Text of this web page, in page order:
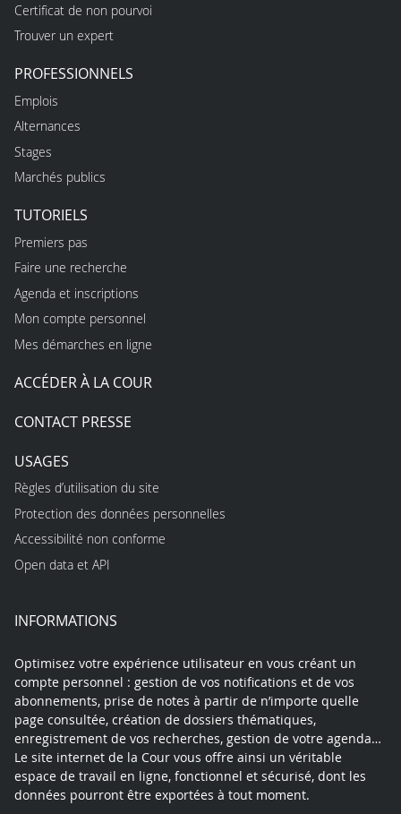
Certificat de non pourvoi
Trouver un expert
PROFESSIONNELS
Emplois
Alternances
Stages
Marchés publics
TUTORIELS
Premiers pas
Faire une recherche
Agenda et inscriptions
Mon compte personnel
Mes démarches en ligne
ACCÉDER À LA COUR
CONTACT PRESSE
USAGES
Règles d’utilisation du site
Protection des données personnelles
Accessibilité non conforme
Open data et API
INFORMATIONS
Optimisez votre expérience utilisateur en vous créant un
compte personnel : gestion de vos notifications et de vos
abonnements, prise de notes à partir de n’importe quelle
page consultée, création de dossiers thématiques,
enregistrement de vos recherches, gestion de votre agenda…
Le site internet de la Cour vous offre ainsi un véritable
espace de travail en ligne, fonctionnel et sécurisé, dont les
données pourront être exportées à tout moment.